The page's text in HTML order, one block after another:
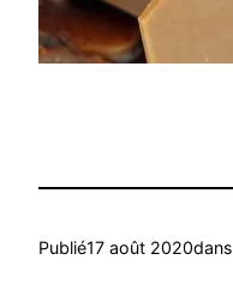
Publié17 août 2020dans